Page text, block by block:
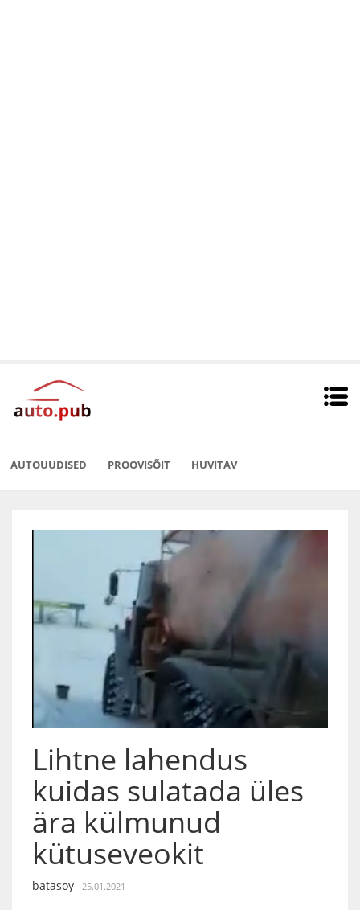
AUTOUUDISED PROOVISÕIT HUVITAV
Lihtne lahendus
kuidas sulatada üles
ära külmunud
kütuseveokit
batasoy 25.01.2021